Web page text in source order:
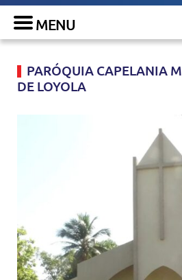
PARÓQUIA CAPELANIA
DE LOYOLA